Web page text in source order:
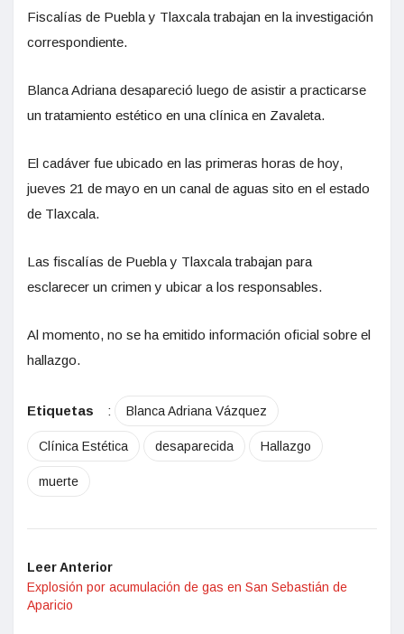
Fiscalías de Puebla y Tlaxcala trabajan en la investigación
correspondiente.
Blanca Adriana desapareció luego de asistir a practicarse
un tratamiento estético en una clínica en Zavaleta.
El cadáver fue ubicado en las primeras horas de hoy,
jueves 21 de mayo en un canal de aguas sito en el estado
de Tlaxcala.
Las fiscalías de Puebla y Tlaxcala trabajan para
esclarecer un crimen y ubicar a los responsables.
Al momento, no se ha emitido información oficial sobre el
hallazgo.
Etiquetas : Blanca Adriana Vázquez
Clínica Estética desaparecida Hallazgo
muerte
Leer Anterior
Explosión por acumulación de gas en San Sebastián de
Aparicio